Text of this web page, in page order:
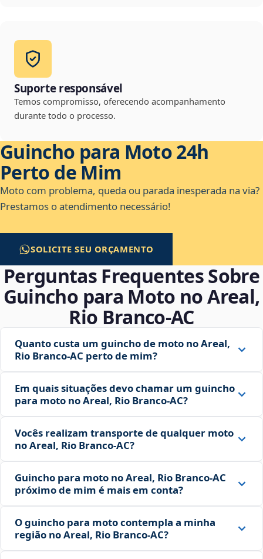
Suporte responsável
Temos compromisso, oferecendo acompanhamento
durante todo o processo.
Guincho para Moto 24h
Perto de Mim
Moto com problema, queda ou parada inesperada na via?
Prestamos o atendimento necessário!
SOLICITE SEU ORÇAMENTO
Perguntas Frequentes Sobre
Guincho para Moto no Areal,
Rio Branco‑AC
Quanto custa um guincho de moto no Areal,
Rio Branco‑AC perto de mim?
Em quais situações devo chamar um guincho
para moto no Areal, Rio Branco‑AC?
Vocês realizam transporte de qualquer moto
no Areal, Rio Branco‑AC?
Guincho para moto no Areal, Rio Branco‑AC
próximo de mim é mais em conta?
O guincho para moto contempla a minha
região no Areal, Rio Branco‑AC?